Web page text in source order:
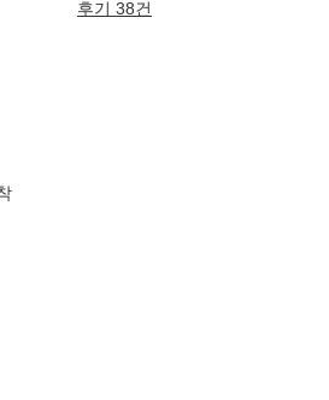
후기 38건